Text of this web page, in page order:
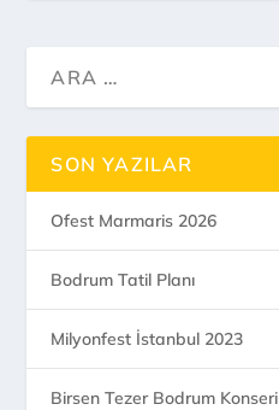
SON YAZILAR
Ofest Marmaris 2026
Bodrum Tatil Planı
Milyonfest İstanbul 2023
Birsen Tezer Bodrum Konseri